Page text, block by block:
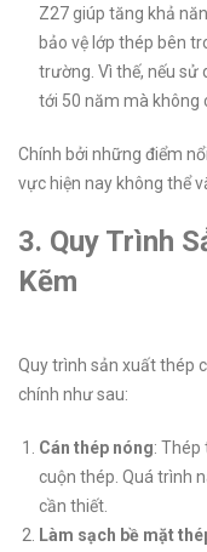
Z27 giúp tăng khả
bảo vệ lớp thép bên
trường. Vì thế, nếu sử
tới 50 năm mà không
Chính bởi những điểm
vực hiện nay không thể
3. Quy Trình
Kẽm
Quy trình sản xuất thép
chính như sau:
Cán thép nóng: Thép
cuộn thép. Quá trình
cần thiết.
Làm sạch bề mặt